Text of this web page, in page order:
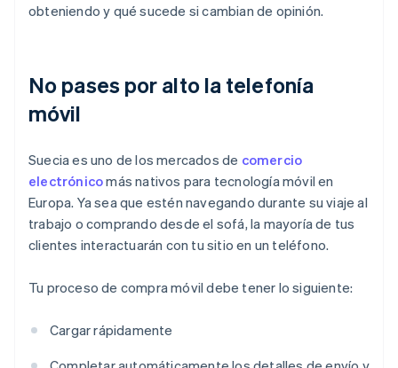
obteniendo y qué sucede si cambian de opinión.
No pases por alto la telefonía
móvil
Suecia es uno de los mercados de comercio
electrónicomás nativos para tecnología móvil en
Europa. Ya sea que estén navegando durante su viaje al
trabajo o comprando desde el sofá, la mayoría de tus
clientes interactuarán con tu sitio en un teléfono.
Tu proceso de compra móvil debe tener lo siguiente:
Cargar rápidamente